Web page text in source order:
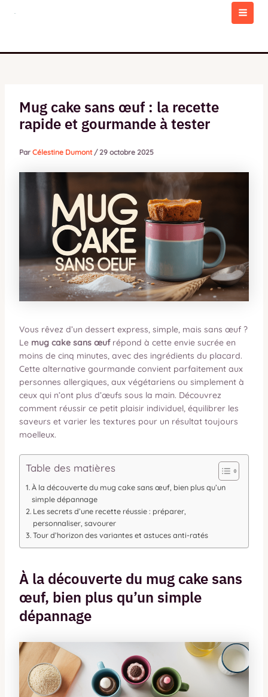
Mug cake sans œuf : la recette
rapide et gourmande à tester
Par Célestine Dumont/ 29 octobre 2025
Vous rêvez d’un dessert express, simple, mais sans œuf ?
Le mug cake sans œufrépond à cette envie sucrée en
moins de cinq minutes, avec des ingrédients du placard.
Cette alternative gourmande convient parfaitement aux
personnes allergiques, aux végétariens ou simplement à
ceux qui n’ont plus d’œufs sous la main. Découvrez
comment réussir ce petit plaisir individuel, équilibrer les
saveurs et varier les textures pour un résultat toujours
moelleux.
Table des matières
À la découverte du mug cake sans œuf, bien plus qu’un
simple dépannage
Les secrets d’une recette réussie : préparer,
personnaliser, savourer
Tour d’horizon des variantes et astuces anti-ratés
À la découverte du mug cake sans
œuf, bien plus qu’un simple
dépannage